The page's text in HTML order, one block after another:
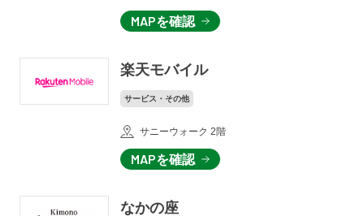
MAPを確認
楽天モバイル
サービス・その他
サニーウォーク 2階
MAPを確認
なかの座